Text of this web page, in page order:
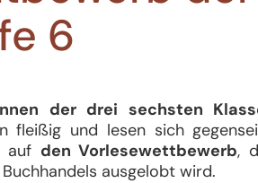
6
der drei sechsten
fleißig und lesen sich
auf den Vorlesewettbewerb,
ausgelobt wird.